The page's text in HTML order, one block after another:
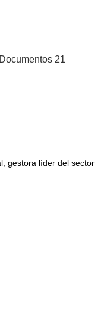
21
gestora líder del sector